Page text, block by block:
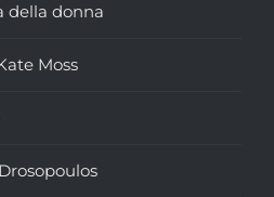
della donna
Moss